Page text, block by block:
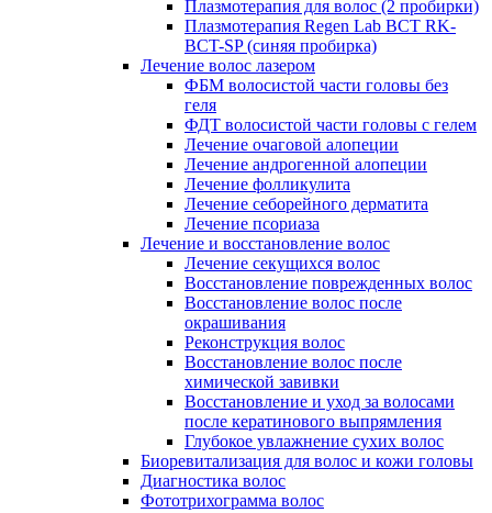
Плазмотерапия для волос (2 пробирки)
Плазмотерапия Regen Lab BCT RK-
BCT-SP (синяя пробирка)
Лечение волос лазером
ФБМ волосистой части головы без
геля
ФДТ волосистой части головы с гелем
Лечение очаговой алопеции
Лечение андрогенной алопеции
Лечение фолликулита
Лечение себорейного дерматита
Лечение псориаза
Лечение и восстановление волос
Лечение секущихся волос
Восстановление поврежденных волос
Восстановление волос после
окрашивания
Реконструкция волос
Восстановление волос после
химической завивки
Восстановление и уход за волосами
после кератинового выпрямления
Глубокое увлажнение сухих волос
Биоревитализация для волос и кожи головы
Диагностика волос
Фототрихограмма волос